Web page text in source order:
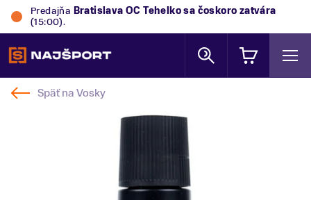
Predajňa Bratislava OC Tehelkosa čoskoro zatvára
(15:00).
Späť naVosky